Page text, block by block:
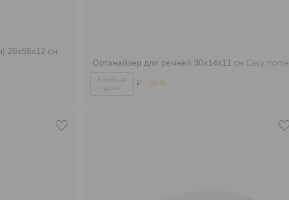
28х56х12 см
₽ -36%
Органайзер для ремней 30х14х11 см Casy home